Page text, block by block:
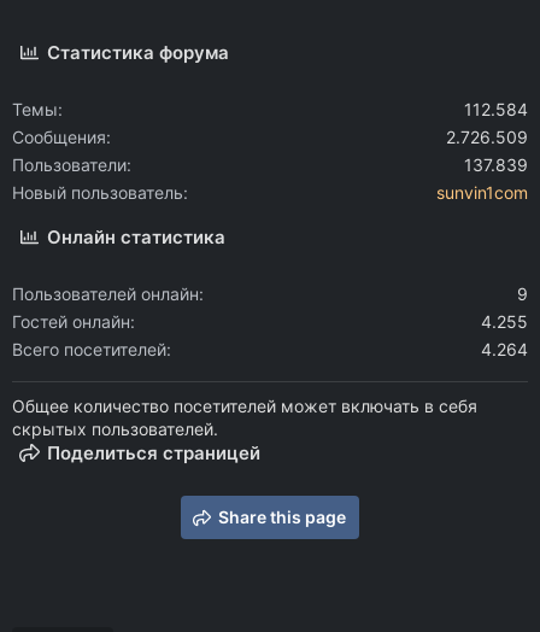
Статистика форума
Темы
112.584
Сообщения
2.726.509
Пользователи
137.839
Новый пользователь
sunvin1com
Онлайн статистика
Пользователей онлайн
9
Гостей онлайн
4.255
Всего посетителей
4.264
Общее количество посетителей может включать в себя
скрытых пользователей.
Поделиться страницей
Share this page